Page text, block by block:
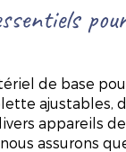
de base
ajustables,
appareils
nous assurons